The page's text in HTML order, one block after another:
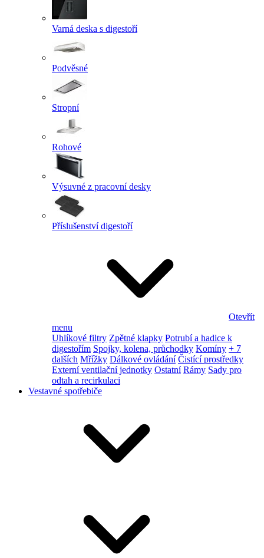
Varná deska s digestoří
Podvěsné
Stropní
Rohové
Výsuvné z pracovní desky
Příslušenství digestoří
Otevřít
menu
Uhlíkové filtry Zpětné klapky Potrubí a hadice k
digestořím Spojky, kolena, průchodky Komíny + 7
dalších Mřížky Dálkové ovládání Čistící prostředky
Externí ventilační jednotky Ostatní Rámy Sady pro
odtah a recirkulaci
Vestavné spotřebiče